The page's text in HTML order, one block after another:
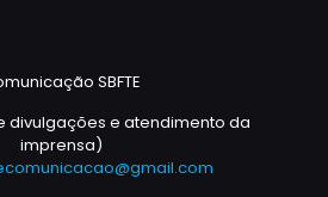
SBFTE
divulgações e atendimento da
imprensa)